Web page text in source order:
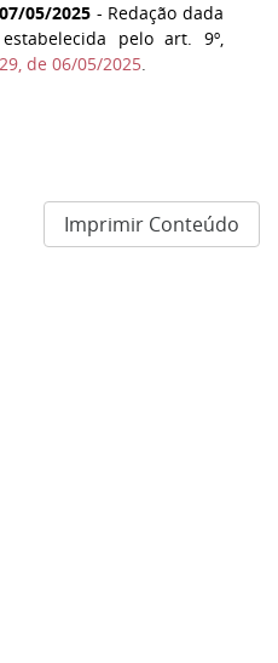
05/2025- Redação dada
pelo art. 9º,
de 06/05/2025.
Imprimir Conteúdo